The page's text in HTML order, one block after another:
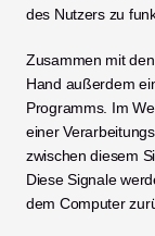
des Nutzers zu
Zusammen mit
Hand außerdem
Programms. Im
einer
zwischen diesem
Diese Signale
dem Computer